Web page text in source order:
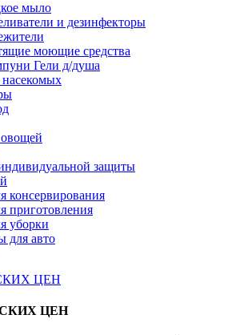
мыло
и дезинфекторы
моющие средства
Гели д/душа
защиты
консервирования
приготовления
уборки
для авто
ЦЕН
ЦЕН